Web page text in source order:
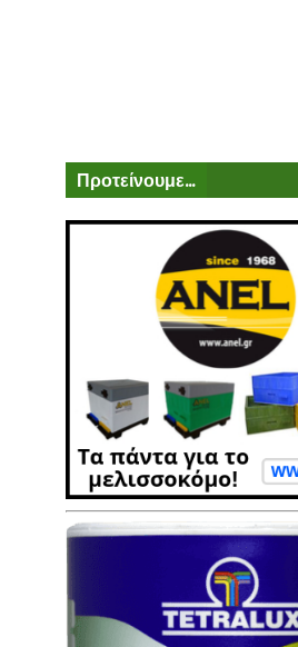
Προτείνουμε...